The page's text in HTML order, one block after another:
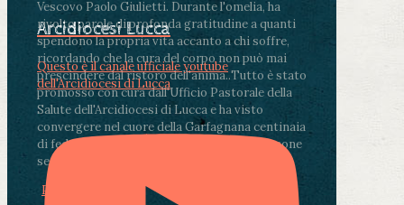
Vescovo Paolo Giulietti. Durante l'omelia, ha
rivolto parole di profonda gratitudine a quanti
spendono la propria vita accanto a chi soffre,
ricordando che la cura del corpo non può mai
prescindere dal ristoro dell'anima..Tutto è stato
promosso con cura dall'Ufficio Pastorale della
Salute dell'Arcidiocesi di Lucca e ha visto
convergere nel cuore della Garfagnana centinaia
di fedeli, operatori sanitari, volontari e persone
segnate dalla malattia.
Photo
Arcidiocesi Lucca
Questo è il canale ufficiale youtube
dell'Arcidiocesi di Lucca